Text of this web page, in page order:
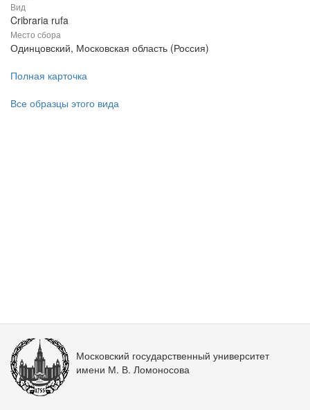
Вид
Cribraria rufa
Место сбора
Одинцовский, Московская область (Россия)
Полная карточка
Все образцы этого вида
Московский государственный университет
имени М. В. Ломоносова